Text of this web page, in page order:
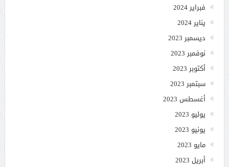
فبراير 2024
يناير 2024
ديسمبر 2023
نوفمبر 2023
أكتوبر 2023
سبتمبر 2023
أغسطس 2023
يوليو 2023
يونيو 2023
مايو 2023
أبريل 2023